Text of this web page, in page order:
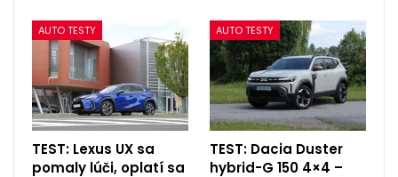
AUTO TESTY
TEST: Lexus UX sa
pomaly lúči, oplatí sa
AUTO TESTY
TEST: Dacia Duster
hybrid-G 150 4×4 –